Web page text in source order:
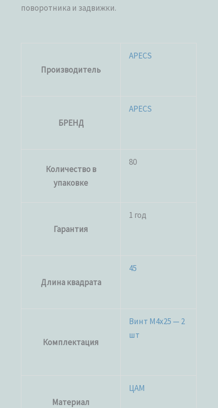
поворотника и задвижки.
Производитель
APECS
БРЕНД
APECS
Количество в
упаковке
80
Гарантия
1 год
Длина квадрата
45
Комплектация
Винт M4x25 — 2
шт
Материал
ЦАМ